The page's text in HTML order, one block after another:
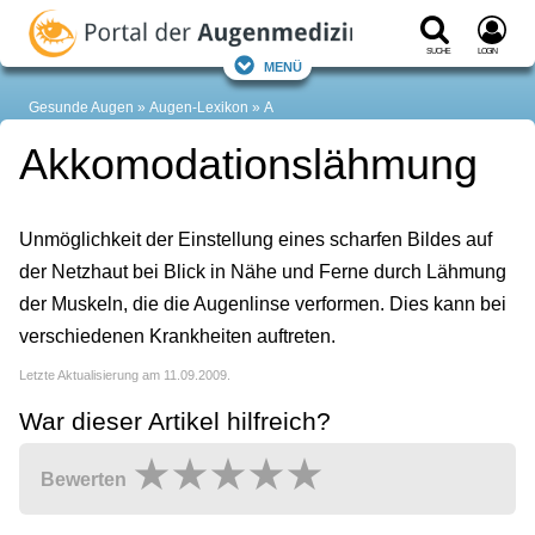
Suche Login
Menü
Gesunde Augen Augen-Lexikon A
Akkomodationslähmung
Unmöglichkeit der Einstellung eines scharfen Bildes auf
der Netzhaut bei Blick in Nähe und Ferne durch Lähmung
der Muskeln, die die Augenlinse verformen. Dies kann bei
verschiedenen Krankheiten auftreten.
Letzte Aktualisierung am 11.09.2009.
War dieser Artikel hilfreich?
Bewerten